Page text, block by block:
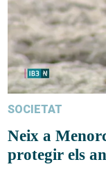
SOCIETAT
Neix a
protegir els